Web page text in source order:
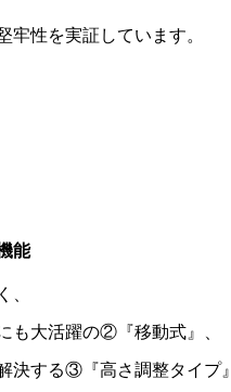
性を実証しています。
能
、
も大活躍の②『移動式』、
決する③『高さ調整タイプ』